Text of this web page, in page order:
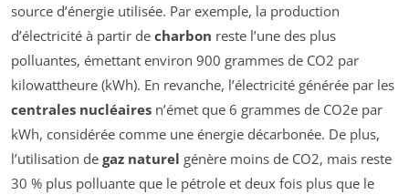
source d’énergie utilisée. Par exemple, la production
d’électricité à partir de charbon reste l’une des plus
polluantes, émettant environ 900 grammes de CO2 par
kilowattheure (kWh). En revanche, l’électricité générée par les
centrales nucléaires n’émet que 6 grammes de CO2e par
kWh, considérée comme une énergie décarbonée. De plus,
l’utilisation de gaz naturel génère moins de CO2, mais reste
30 % plus polluante que le pétrole et deux fois plus que le